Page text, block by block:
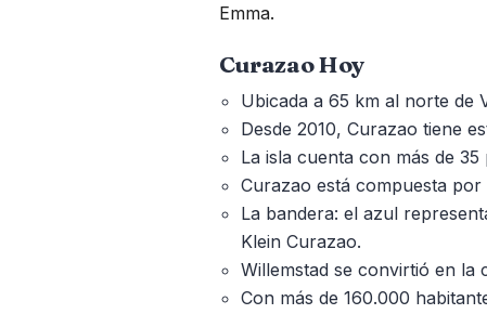
Emma.
Curazao Hoy
Ubicada a 65 km al norte de
Desde 2010, Curazao tiene
La isla cuenta con más de
Curazao está compuesta
La bandera: el azul
Klein Curazao.
Willemstad se convirtió en la
Con más de 160.000